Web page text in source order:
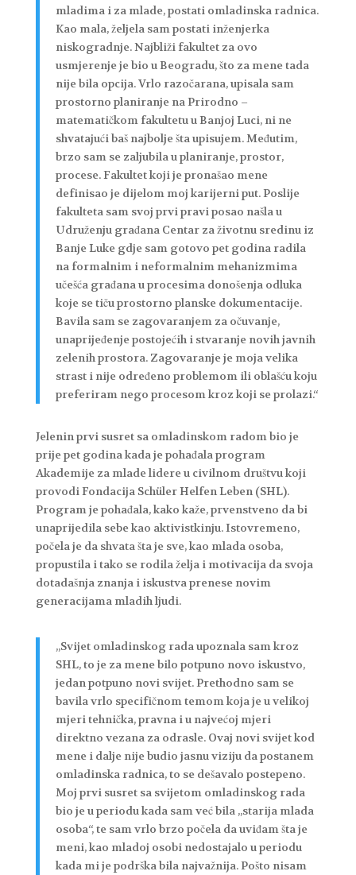
mladima i za mlade, postati omladinska radnica.
Kao mala, željela sam postati inženjerka
niskogradnje. Najbliži fakultet za ovo
usmjerenje je bio u Beogradu, što za mene tada
nije bila opcija. Vrlo razočarana, upisala sam
prostorno planiranje na Prirodno –
matematičkom fakultetu u Banjoj Luci, ni ne
shvatajući baš najbolje šta upisujem. Međutim,
brzo sam se zaljubila u planiranje, prostor,
procese. Fakultet koji je pronašao mene
definisao je dijelom moj karijerni put. Poslije
fakulteta sam svoj prvi pravi posao našla u
Udruženju građana Centar za životnu sredinu iz
Banje Luke gdje sam gotovo pet godina radila
na formalnim i neformalnim mehanizmima
učešća građana u procesima donošenja odluka
koje se tiču prostorno planske dokumentacije.
Bavila sam se zagovaranjem za očuvanje,
unaprijeđenje postojećih i stvaranje novih javnih
zelenih prostora. Zagovaranje je moja velika
strast i nije određeno problemom ili oblašću koju
preferiram nego procesom kroz koji se prolazi.“
Jelenin prvi susret sa omladinskom radom bio je
prije pet godina kada je pohađala program
Akademije za mlade lidere u civilnom društvu koji
provodi Fondacija Schüler Helfen Leben (SHL).
Program je pohađala, kako kaže, prvenstveno da bi
unaprijedila sebe kao aktivistkinju. Istovremeno,
počela je da shvata šta je sve, kao mlada osoba,
propustila i tako se rodila želja i motivacija da svoja
dotadašnja znanja i iskustva prenese novim
generacijama mladih ljudi.
„Svijet omladinskog rada upoznala sam kroz
SHL, to je za mene bilo potpuno novo iskustvo,
jedan potpuno novi svijet. Prethodno sam se
bavila vrlo specifičnom temom koja je u velikoj
mjeri tehnička, pravna i u najvećoj mjeri
direktno vezana za odrasle. Ovaj novi svijet kod
mene i dalje nije budio jasnu viziju da postanem
omladinska radnica, to se dešavalo postepeno.
Moj prvi susret sa svijetom omladinskog rada
bio je u periodu kada sam već bila „starija mlada
osoba“, te sam vrlo brzo počela da uviđam šta je
meni, kao mladoj osobi nedostajalo u periodu
kada mi je podrška bila najvažnija. Pošto nisam